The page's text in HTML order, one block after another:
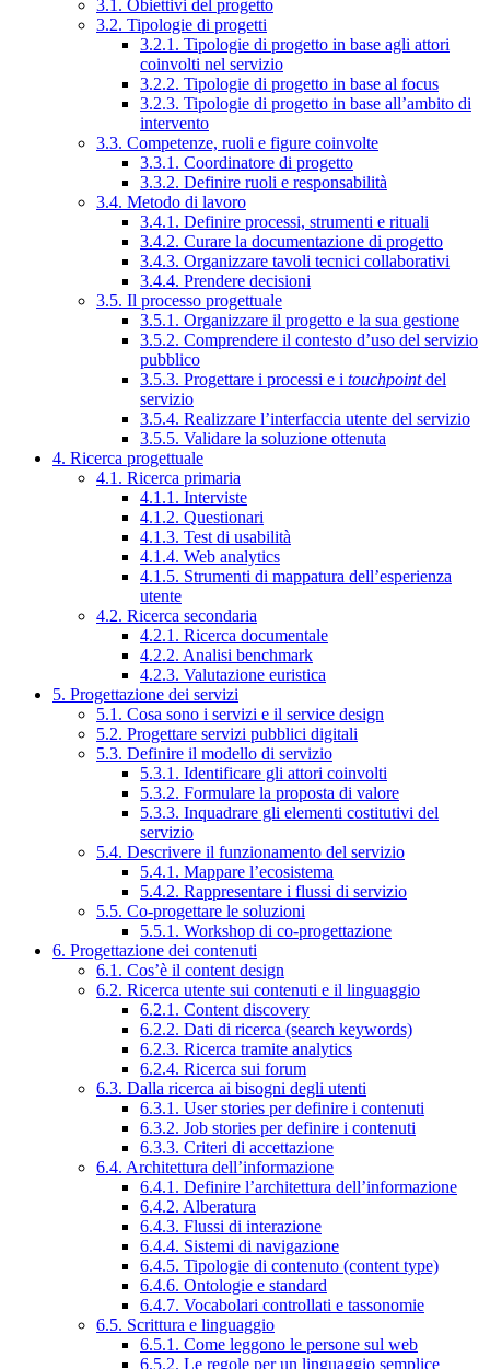
3.1. Obiettivi del progetto
3.2. Tipologie di progetti
3.2.1. Tipologie di progetto in base agli attori
coinvolti nel servizio
3.2.2. Tipologie di progetto in base al focus
3.2.3. Tipologie di progetto in base all’ambito di
intervento
3.3. Competenze, ruoli e figure coinvolte
3.3.1. Coordinatore di progetto
3.3.2. Definire ruoli e responsabilità
3.4. Metodo di lavoro
3.4.1. Definire processi, strumenti e rituali
3.4.2. Curare la documentazione di progetto
3.4.3. Organizzare tavoli tecnici collaborativi
3.4.4. Prendere decisioni
3.5. Il processo progettuale
3.5.1. Organizzare il progetto e la sua gestione
3.5.2. Comprendere il contesto d’uso del servizio
pubblico
3.5.3. Progettare i processi e i touchpointdel
servizio
3.5.4. Realizzare l’interfaccia utente del servizio
3.5.5. Validare la soluzione ottenuta
4. Ricerca progettuale
4.1. Ricerca primaria
4.1.1. Interviste
4.1.2. Questionari
4.1.3. Test di usabilità
4.1.4. Web analytics
4.1.5. Strumenti di mappatura dell’esperienza
utente
4.2. Ricerca secondaria
4.2.1. Ricerca documentale
4.2.2. Analisi benchmark
4.2.3. Valutazione euristica
5. Progettazione dei servizi
5.1. Cosa sono i servizi e il service design
5.2. Progettare servizi pubblici digitali
5.3. Definire il modello di servizio
5.3.1. Identificare gli attori coinvolti
5.3.2. Formulare la proposta di valore
5.3.3. Inquadrare gli elementi costitutivi del
servizio
5.4. Descrivere il funzionamento del servizio
5.4.1. Mappare l’ecosistema
5.4.2. Rappresentare i flussi di servizio
5.5. Co-progettare le soluzioni
5.5.1. Workshop di co-progettazione
6. Progettazione dei contenuti
6.1. Cos’è il content design
6.2. Ricerca utente sui contenuti e il linguaggio
6.2.1. Content discovery
6.2.2. Dati di ricerca (search keywords)
6.2.3. Ricerca tramite analytics
6.2.4. Ricerca sui forum
6.3. Dalla ricerca ai bisogni degli utenti
6.3.1. User stories per definire i contenuti
6.3.2. Job stories per definire i contenuti
6.3.3. Criteri di accettazione
6.4. Architettura dell’informazione
6.4.1. Definire l’architettura dell’informazione
6.4.2. Alberatura
6.4.3. Flussi di interazione
6.4.4. Sistemi di navigazione
6.4.5. Tipologie di contenuto (content type)
6.4.6. Ontologie e standard
6.4.7. Vocabolari controllati e tassonomie
6.5. Scrittura e linguaggio
6.5.1. Come leggono le persone sul web
6.5.2. Le regole per un linguaggio semplice